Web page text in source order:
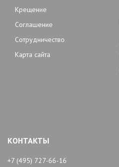
Крещение
Соглашение
Сотрудничество
Карта сайта
КОНТАКТЫ
+7 (495) 727-66-16